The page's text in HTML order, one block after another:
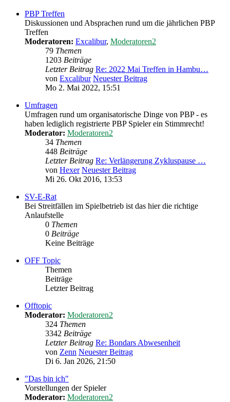
PBP Treffen
Diskussionen und Absprachen rund um die jährlichen PBP
Treffen
Moderatoren: Excalibur, Moderatoren2
79 Themen
1203 Beiträge
Letzter Beitrag Re: 2022 Mai Treffen in Hambu…
von Excalibur Neuester Beitrag
Mo 2. Mai 2022, 15:51
Umfragen
Umfragen rund um organisatorische Dinge von PBP - es
haben lediglich registrierte PBP Spieler ein Stimmrecht!
Moderator: Moderatoren2
34 Themen
448 Beiträge
Letzter Beitrag Re: Verlängerung Zykluspause …
von Hexer Neuester Beitrag
Mi 26. Okt 2016, 13:53
SV-E-Rat
Bei Streitfällen im Spielbetrieb ist das hier die richtige
Anlaufstelle
0 Themen
0 Beiträge
Keine Beiträge
OFF Topic
Themen
Beiträge
Letzter Beitrag
Offtopic
Moderator: Moderatoren2
324 Themen
3342 Beiträge
Letzter Beitrag Re: Bondars Abwesenheit
von Zenn Neuester Beitrag
Di 6. Jan 2026, 21:50
"Das bin ich"
Vorstellungen der Spieler
Moderator: Moderatoren2